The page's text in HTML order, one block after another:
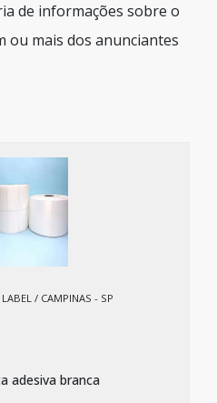
de informações sobre o
ou mais dos anunciantes
/ CAMPINAS - SP
adesiva branca